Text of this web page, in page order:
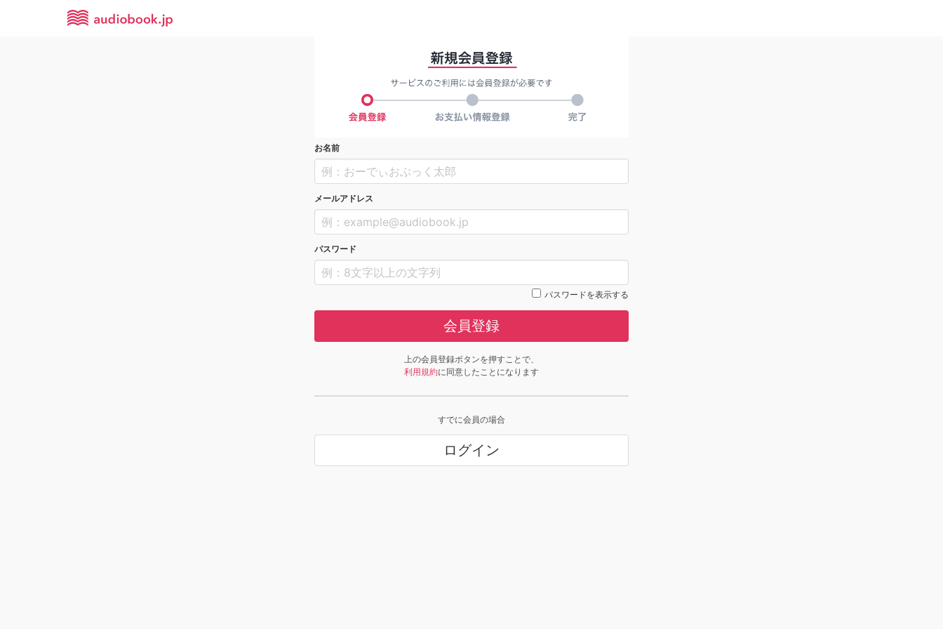
お名前
メールアドレス
パスワード
パスワードを表示する
会員登録
上の会員登録ボタンを押すことで、
利用規約に同意したことになります
すでに会員の場合
ログイン